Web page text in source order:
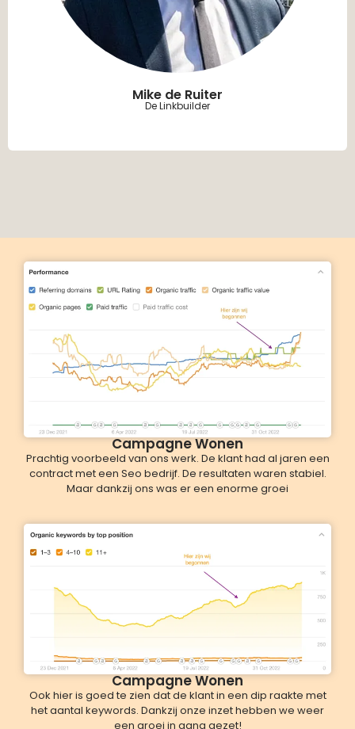
Mike de Ruiter
De Linkbuilder
Campagne Wonen
Prachtig voorbeeld van ons werk. De klant had al jaren een
contract met een Seo bedrijf. De resultaten waren stabiel.
Maar dankzij ons was er een enorme groei
Campagne Wonen
Ook hier is goed te zien dat de klant in een dip raakte met
het aantal keywords. Dankzij onze inzet hebben we weer
een groei in gang gezet!